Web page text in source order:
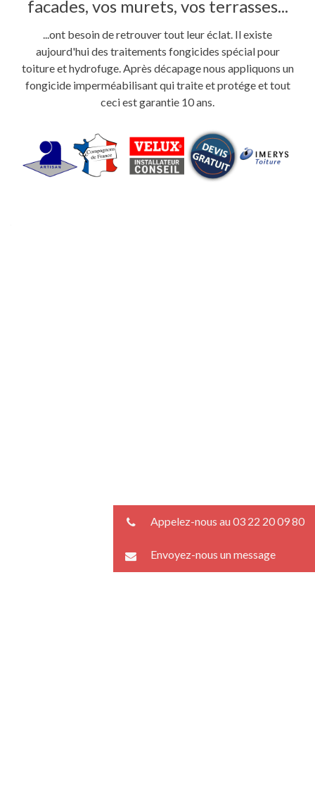
facades, vos murets, vos terrasses...
...ont besoin de retrouver tout leur éclat. Il existe
aujourd'hui des traitements fongicides spécial pour
toiture et hydrofuge. Après décapage nous appliquons un
fongicide imperméabilisant qui traite et protége et tout
ceci est garantie 10 ans.
Appelez-nous au 03 22 20 09 80
Envoyez-nous un message